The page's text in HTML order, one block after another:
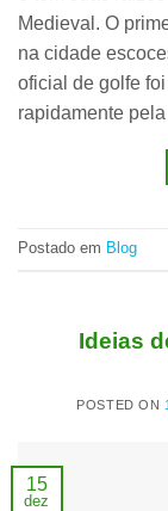
Medieval. O
na cidade
oficial de golfe
rapidamente
Postado em Blog
Ideias
POSTED ON
15
dez